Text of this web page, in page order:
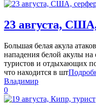
23 августа,
Большая белая акула
нападения белой акулы на
туристов и отдыхающих
что находится в шт
Владимир
0